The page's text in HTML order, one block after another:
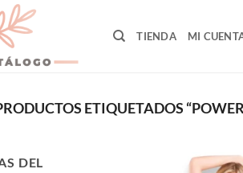
TIENDA MI
ETIQUETADOS
DEL